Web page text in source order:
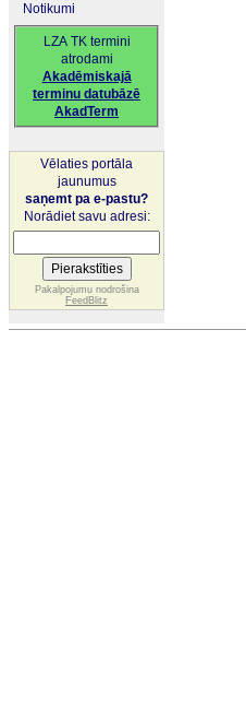
Notikumi
LZA TK termini
atrodami
Akadēmiskajā
terminu datubāzē
AkadTerm
Vēlaties portāla
jaunumus
saņemt pa e-pastu?
Norādiet savu adresi:
Pakalpojumu nodrošina
FeedBlitz